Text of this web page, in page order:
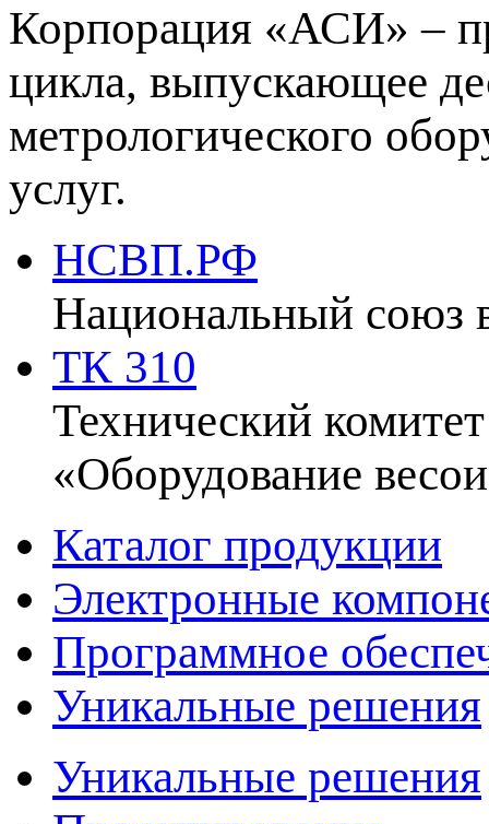
Корпорация «АСИ» –
цикла, выпускающее
метрологического
услуг.
НСВП.РФ
Национальный союз
ТК 310
Технический
«Оборудование
Каталог продукции
Электронные
Программное
Уникальные решения
Уникальные решения